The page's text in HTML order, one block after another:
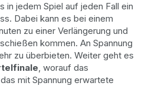
in jedem Spiel auf jeden Fall ein
Dabei kann es bei einem
zu einer Verlängerung und
kommen. An Spannung
zu überbieten. Weiter geht es
, worauf das
mit Spannung erwartete